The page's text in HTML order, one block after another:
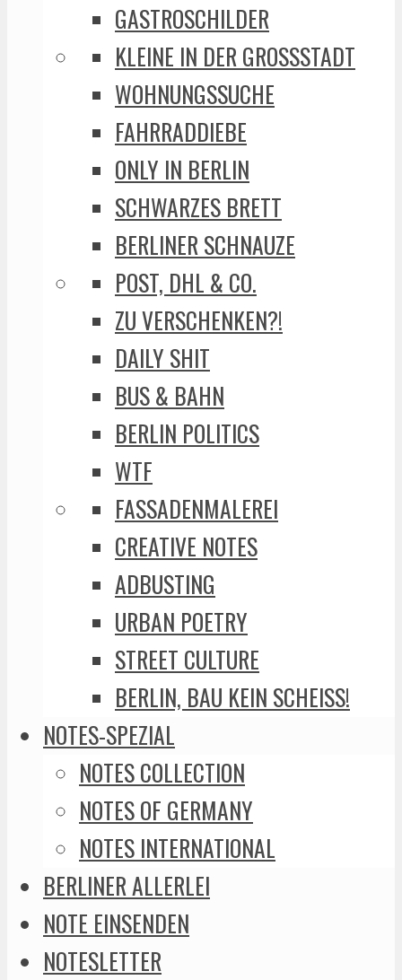
GASTROSCHILDER
KLEINE IN DER GROSSSTADT
WOHNUNGSSUCHE
FAHRRADDIEBE
ONLY IN BERLIN
SCHWARZES BRETT
BERLINER SCHNAUZE
POST, DHL & CO.
ZU VERSCHENKEN?!
DAILY SHIT
BUS & BAHN
BERLIN POLITICS
WTF
FASSADENMALEREI
CREATIVE NOTES
ADBUSTING
URBAN POETRY
STREET CULTURE
BERLIN, BAU KEIN SCHEISS!
NOTES-SPEZIAL
NOTES COLLECTION
NOTES OF GERMANY
NOTES INTERNATIONAL
BERLINER ALLERLEI
NOTE EINSENDEN
NOTESLETTER